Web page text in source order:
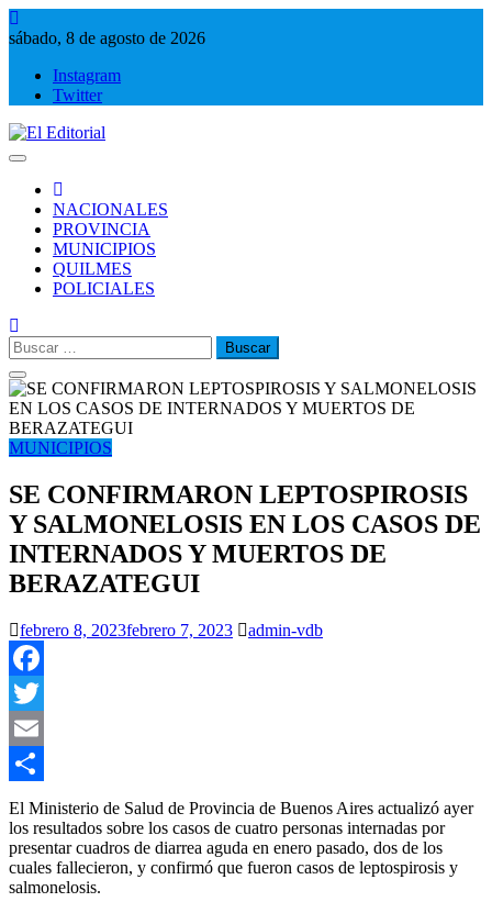
Saltar
al
sábado, 8 de agosto de 2026
Instagram
Twitter
NACIONALES
PROVINCIA
MUNICIPIOS
QUILMES
POLICIALES
Buscar:
MUNICIPIOS
SE CONFIRMARON LEPTOSPIROSIS
Y SALMONELOSIS EN LOS CASOS DE
INTERNADOS Y MUERTOS DE
BERAZATEGUI
febrero 8, 2023febrero 7, 2023 admin-vdb
Facebook
Twitter
Email
Compartir
El Ministerio de Salud de Provincia de Buenos Aires actualizó ayer
los resultados sobre los casos de cuatro personas internadas por
presentar cuadros de diarrea aguda en enero pasado, dos de los
cuales fallecieron, y confirmó que fueron casos de leptospirosis y
salmonelosis.